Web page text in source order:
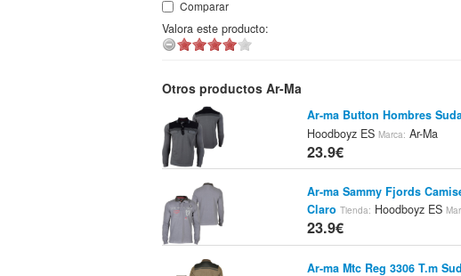
Comparar
Valora este producto:
Otros productos Ar-Ma
Ar-ma Button Hombres
Hoodboyz ESMarca: Ar-Ma
23.9€
Ar-ma Sammy Fjords
Claro Tienda: Hoodboyz ES
23.9€
Ar-ma Mtc Reg 3306 T.m